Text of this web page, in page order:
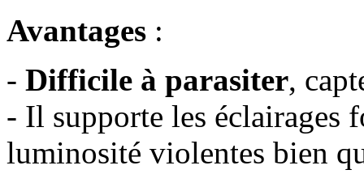
Avantages :
- Difficile à parasiter,
- Il supporte les éclairages
luminosité violentes bien